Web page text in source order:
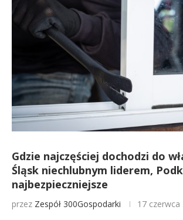
Gdzie najczęściej dochodzi do
Śląsk niechlubnym liderem,
najbezpieczniejsze
przez Zespół 300Gospodarki 17 czerwca